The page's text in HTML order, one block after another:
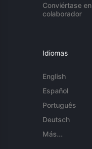
Conviértase en
colaborador
Idiomas
English
Español
Português
Deutsch
Más...